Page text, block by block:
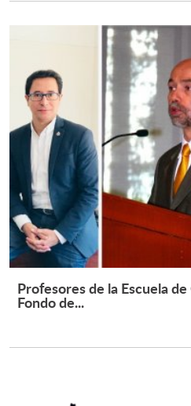
Profesores de la Escuela
Fondo de...